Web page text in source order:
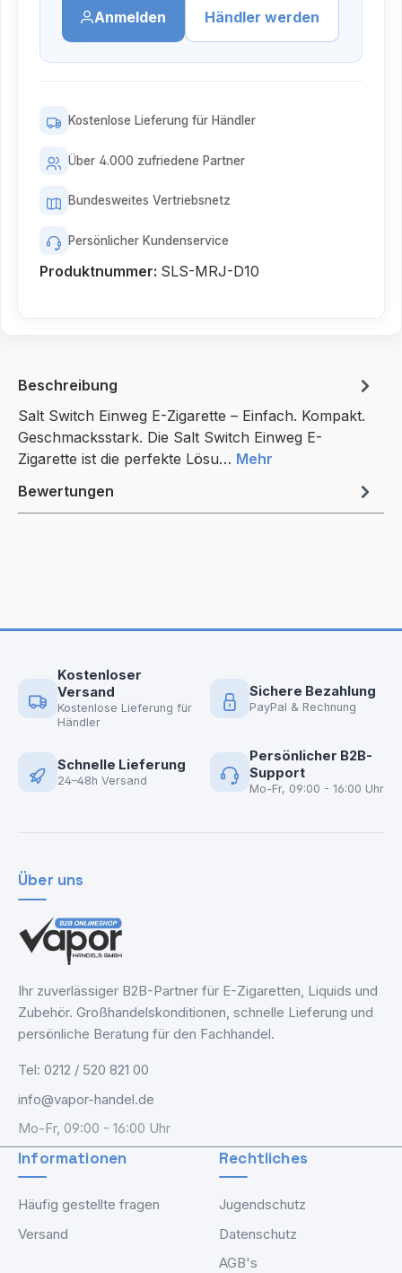
Anmelden Händler werden
Kostenlose Lieferung für Händler
Über 4.000 zufriedene Partner
Bundesweites Vertriebsnetz
Persönlicher Kundenservice
Produktnummer: SLS-MRJ-D10
Beschreibung
Salt Switch Einweg E-Zigarette – Einfach. Kompakt.
Geschmacksstark. Die Salt Switch Einweg E-
Zigarette ist die perfekte Lösu… Mehr
Bewertungen
Kostenloser
Versand
Kostenlose Lieferung für
Händler
Sichere Bezahlung
PayPal & Rechnung
Schnelle Lieferung
24–48h Versand
Persönlicher B2B-
Support
Mo-Fr, 09:00 - 16:00 Uhr
Über uns
Ihr zuverlässiger B2B-Partner für E-Zigaretten, Liquids und
Zubehör. Großhandelskonditionen, schnelle Lieferung und
persönliche Beratung für den Fachhandel.
Tel: 0212 / 520 821 00
info@vapor-handel.de
Mo-Fr, 09:00 - 16:00 Uhr
Informationen
Häufig gestellte fragen
Versand
Rechtliches
Jugendschutz
Datenschutz
AGB's